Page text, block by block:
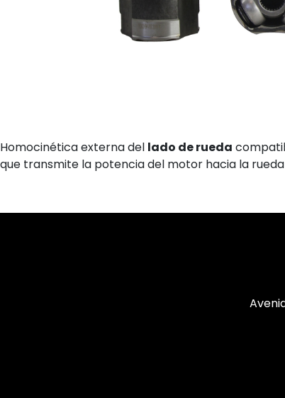
Homocinética externa del lado de rueda
que transmite la potencia del motor hacia la